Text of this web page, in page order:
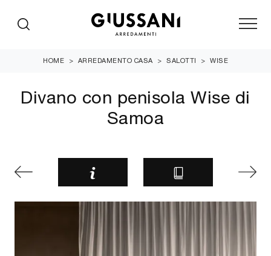
HOME > ARREDAMENTO CASA > SALOTTI > WISE
Divano con penisola Wise di
Samoa